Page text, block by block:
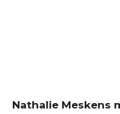
Nathalie Meskens